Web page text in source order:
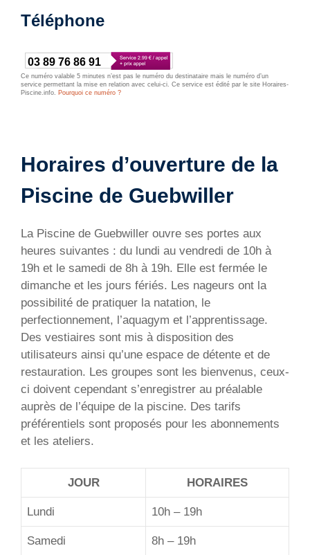
Téléphone
03 89 76 86 91
Ce numéro valable 5 minutes n’est pas le numéro du destinataire mais le numéro d’un
service permettant la mise en relation avec celui-ci. Ce service est édité par le site Horaires-
Piscine.info. Pourquoi ce numéro ?
Horaires d’ouverture de la
Piscine de Guebwiller
La Piscine de Guebwiller ouvre ses portes aux
heures suivantes : du lundi au vendredi de 10h à
19h et le samedi de 8h à 19h. Elle est fermée le
dimanche et les jours fériés. Les nageurs ont la
possibilité de pratiquer la natation, le
perfectionnement, l’aquagym et l’apprentissage.
Des vestiaires sont mis à disposition des
utilisateurs ainsi qu’une espace de détente et de
restauration. Les groupes sont les bienvenus, ceux-
ci doivent cependant s’enregistrer au préalable
auprès de l’équipe de la piscine. Des tarifs
préférentiels sont proposés pour les abonnements
et les ateliers.
JOUR HORAIRES
Lundi 10h – 19h
Samedi 8h – 19h